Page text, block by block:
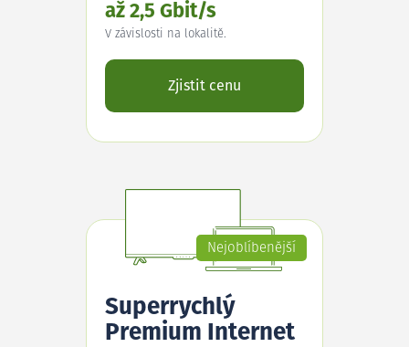
až 2,5 Gbit/s
V závislosti na lokalitě.
Zjistit cenu
Nejoblíbenější
Superrychlý
Premium Internet